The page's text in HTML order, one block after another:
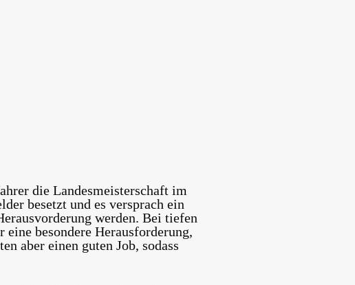
die Landesmeisterschaft im
besetzt und es versprach ein
werden. Bei tiefen
besondere Herausforderung,
aber einen guten Job, sodass